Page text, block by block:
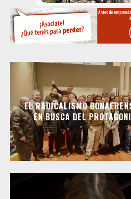
EL RADICALISMO
EN BUSCA DEL